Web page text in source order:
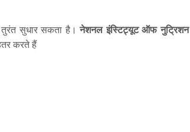
तुरंत सुधार सकता है।नेशनल इंस्टिट्यूट ऑफ नुट्रिशन
करते हैं